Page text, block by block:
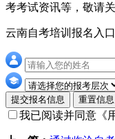
考考试资讯等，敬请
云南自考培训报名入口
提交报名信息 重置信息
我已阅读并同意 《